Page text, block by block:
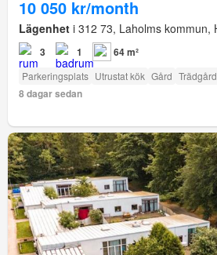
10 050 kr/month
Lägenhet i 312 73, Laholms kommun,
3 1 64 m²
Parkeringsplats Utrustat kök Gård Trädgård
8 dagar sedan